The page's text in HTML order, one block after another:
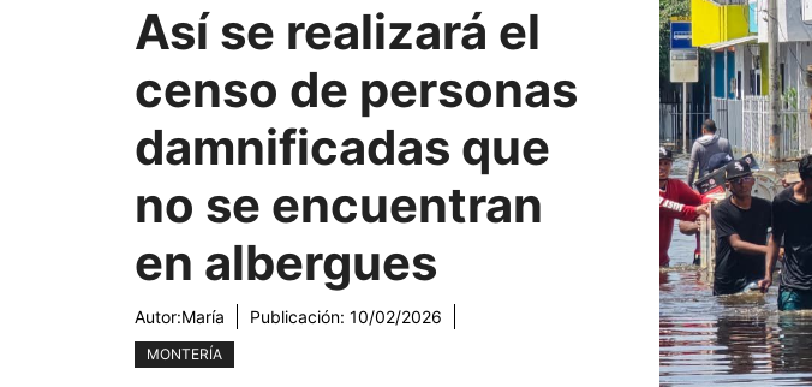
Así se realizará el
censo de personas
damnificadas que
no se encuentran
en albergues
Autor:María Publicación: 10/02/2026
MONTERÍA